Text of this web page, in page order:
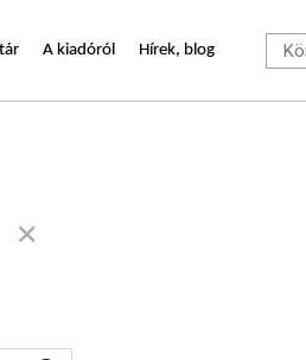
A kiadóról Hírek, blog